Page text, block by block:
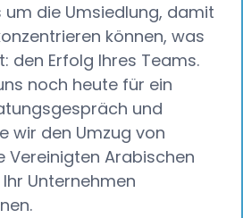
um die Umsiedlung, damit
können, was
den Erfolg Ihres Teams.
noch heute für ein
und
wir den Umzug von
Vereinigten Arabischen
Unternehmen